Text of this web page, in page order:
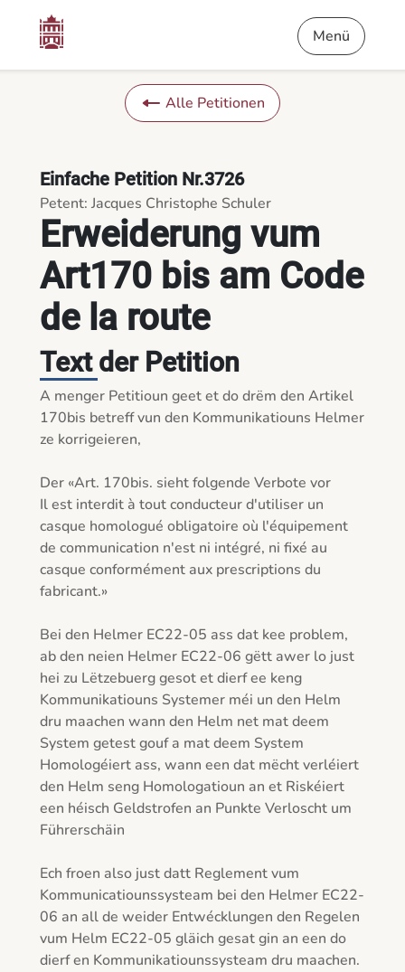
Erweiderung vum Art170 bis am Code de la route - Die
Menü
Alle Petitionen
Erweiderung vum
Art170 bis am Code
de la route
Einfache Petition Nr.3726
Petent: Jacques Christophe Schuler
Text der Petition
A menger Petitioun geet et do drëm den Artikel
170bis betreff vun den Kommunikatiouns Helmer
ze korrigeieren,
Der «Art. 170bis. sieht folgende Verbote vor
Il est interdit à tout conducteur d'utiliser un
casque homologué obligatoire où l'équipement
de communication n'est ni intégré, ni fixé au
casque conformément aux prescriptions du
fabricant.»
Bei den Helmer EC22-05 ass dat kee problem,
ab den neien Helmer EC22-06 gëtt awer lo just
hei zu Lëtzebuerg gesot et dierf ee keng
Kommunikatiouns Systemer méi un den Helm
dru maachen wann den Helm net mat deem
System getest gouf a mat deem System
Homologéiert ass, wann een dat mëcht verléiert
den Helm seng Homologatioun an et Riskéiert
een héisch Geldstrofen an Punkte Verloscht um
Führerschäin
Ech froen also just datt Reglement vum
Kommunicatiounssysteam bei den Helmer EC22-
06 an all de weider Entwécklungen den Regelen
vum Helm EC22-05 gläich gesat gin an een do
dierf en Kommunikatiounssysteam dru maachen.